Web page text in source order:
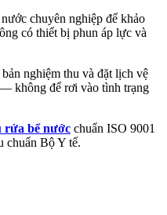
chuyên nghiệp để khảo
có thiết bị phun áp lực và
nghiệm thu và đặt lịch vệ
không để rơi vào tình trạng
rửa bể nước chuẩn ISO 9001
chuẩn Bộ Y tế.